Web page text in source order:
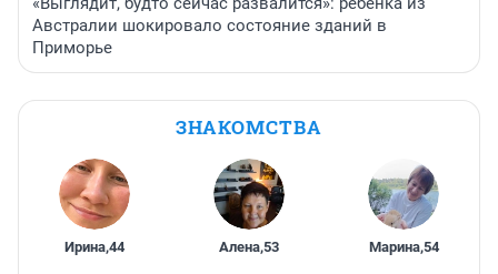
Австралии шокировало состояние зданий в
Приморье
ЗНАКОМСТВА
Ирина,44 Алена,53 Марина,54